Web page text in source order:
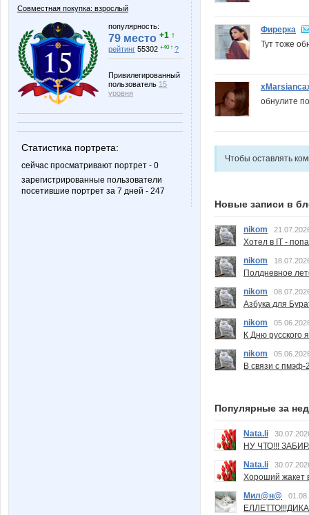
Совместная покупка: взрослый
популярность:
79 место +1 ↑
рейтинг 55302 +40 ↑ ?
Привилегированный
пользователь 15
уровня
Статистика портрета:
сейчас просматривают портрет - 0
зарегистрированные пользователи
посетившие портрет за 7 дней - 247
Фирерка
Тут тоже
обнулите
Чтобы оставлять
Новые записи в
nikom
Хотел в IT -
nikom
Полдневное
nikom
Азбука для
nikom
К Дню русского
nikom
В связи с пмэф-
Популярные за
Nata.li
НУ ЧТО!!!
Nata.li
Хороший жакет
Мил@н@